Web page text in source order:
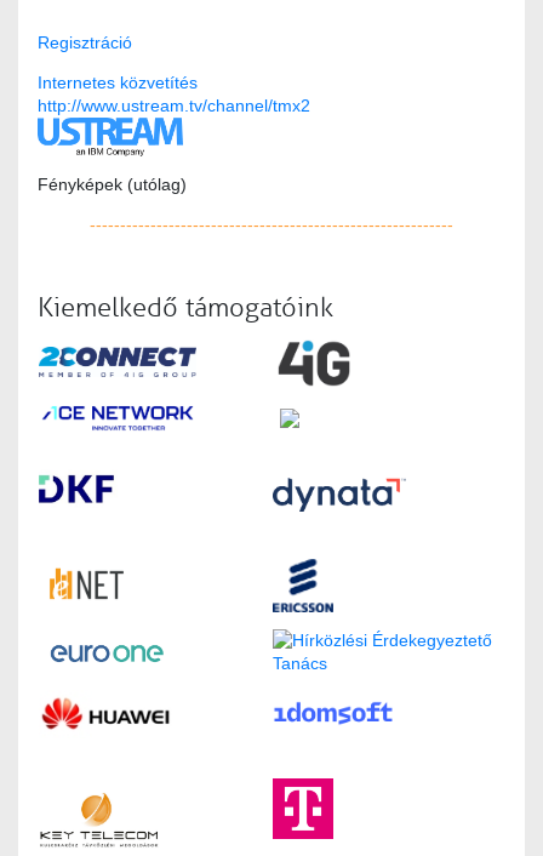
Regisztráció
Internetes közvetítés
http://www.ustream.tv/channel/tmx2
Fényképek (utólag)
------------------------------------------------------------
Kiemelkedő támogatóink